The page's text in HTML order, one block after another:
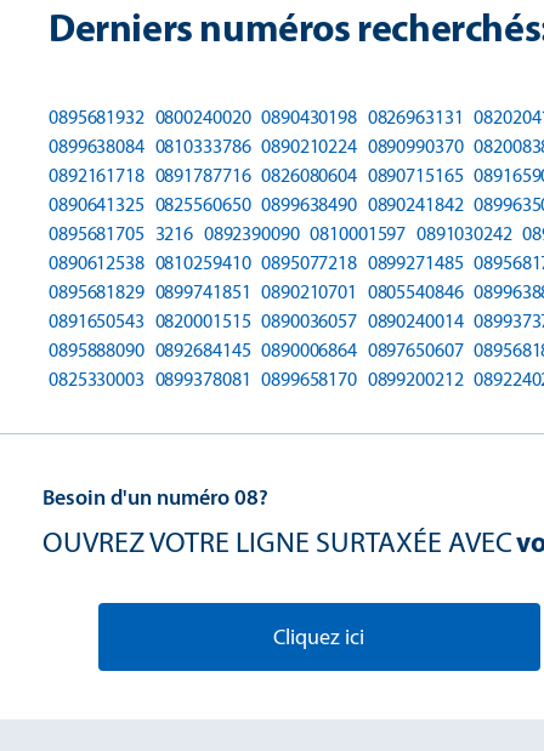
Derniers numéros
0895681932 0800240020 0890430198 0826963131
0899638084 0810333786 0890210224 0890990370
0892161718 0891787716 0826080604 0890715165
0890641325 0825560650 0899638490 0890241842
0895681705 3216 0892390090 0810001597 0891030242
0890612538 0810259410 0895077218 0899271485
0895681829 0899741851 0890210701 0805540846
0891650543 0820001515 0890036057 0890240014
0895888090 0892684145 0890006864 0897650607
0825330003 0899378081 0899658170 0899200212
Besoin d'un numéro 08?
OUVREZ VOTRE LIGNE SURTAXÉE AVEC
Cliquez ici